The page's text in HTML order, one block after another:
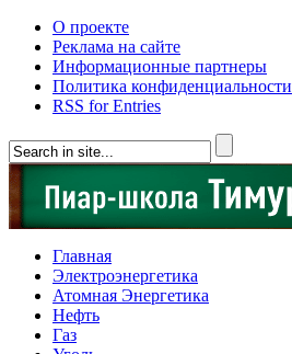
О проекте
Реклама на сайте
Информационные партнеры
Политика конфиденциальности
RSS for Entries
Главная
Электроэнергетика
Атомная Энергетика
Нефть
Газ